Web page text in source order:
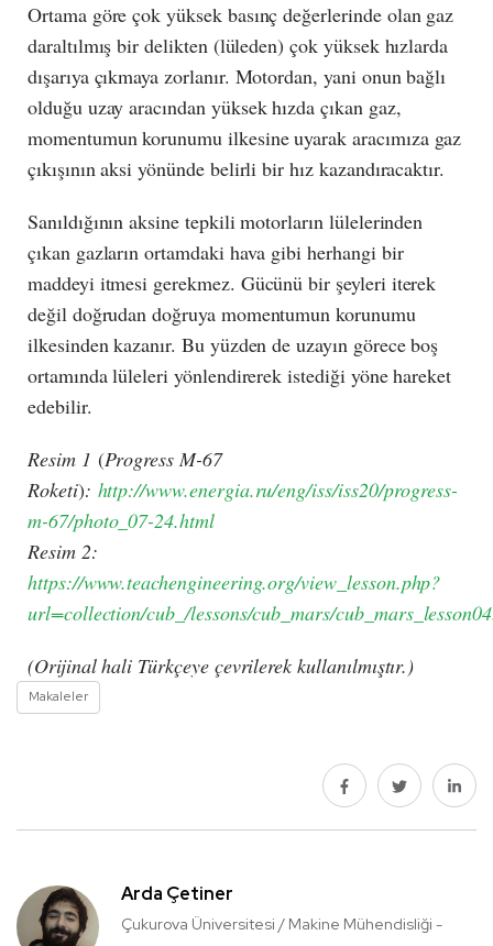
Ortama göre çok yüksek basınç değerlerinde olan gaz
daraltılmış bir delikten (lüleden) çok yüksek hızlarda
dışarıya çıkmaya zorlanır. Motordan, yani onun bağlı
olduğu uzay aracından yüksek hızda çıkan gaz,
momentumun korunumu ilkesine uyarak aracımıza gaz
çıkışının aksi yönünde belirli bir hız kazandıracaktır.
Sanıldığının aksine tepkili motorların lülelerinden
çıkan gazların ortamdaki hava gibi herhangi bir
maddeyi itmesi gerekmez. Gücünü bir şeyleri iterek
değil doğrudan doğruya momentumun korunumu
ilkesinden kazanır. Bu yüzden de uzayın görece boş
ortamında lüleleri yönlendirerek istediği yöne hareket
edebilir.
Resim 1 (Progress M-67
Roketi): http://www.energia.ru/eng/iss/iss20/progress-
m-67/photo_07-24.html
Resim 2:
https://www.teachengineering.org/view_lesson.php?
url=collection/cub_/lessons/cub_mars/
(Orijinal hali Türkçeye çevrilerek kullanılmıştır.)
Makaleler
Arda Çetiner
Çukurova Üniversitesi / Makine Mühendisliği -